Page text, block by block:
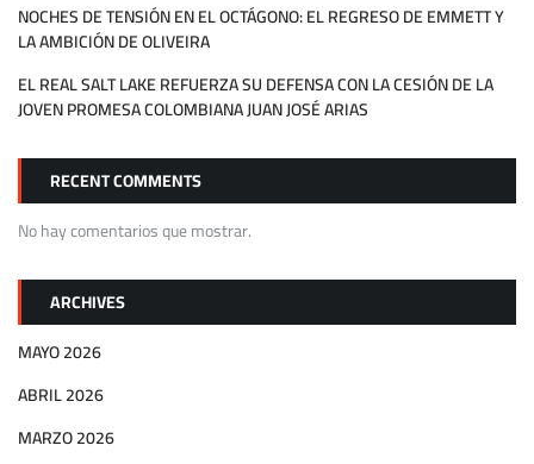
NOCHES DE TENSIÓN EN EL OCTÁGONO: EL REGRESO DE EMMETT Y
LA AMBICIÓN DE OLIVEIRA
EL REAL SALT LAKE REFUERZA SU DEFENSA CON LA CESIÓN DE LA
JOVEN PROMESA COLOMBIANA JUAN JOSÉ ARIAS
RECENT COMMENTS
No hay comentarios que mostrar.
ARCHIVES
MAYO 2026
ABRIL 2026
MARZO 2026